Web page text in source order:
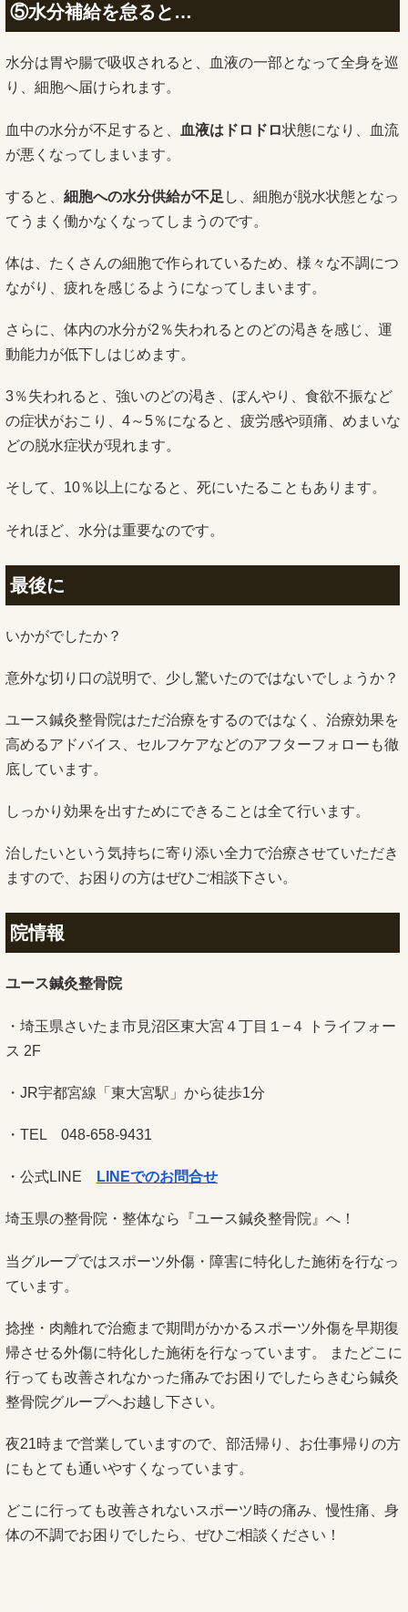
⑤水分補給を怠ると…
水分は胃や腸で吸収されると、血液の一部となって全身を巡
り、細胞へ届けられます。
血中の水分が不足すると、 血液はドロドロ状態になり、血流
が悪くなってしまいます。
すると、 細胞への水分供給が不足 し、細胞が脱水状態となっ
てうまく働かなくなってしまうのです。
体は、たくさんの細胞で作られているため、様々な不調につ
ながり、疲れを感じるようになってしまいます。
さらに、体内の水分が2％失われるとのどの渇きを感じ、運
動能力が低下しはじめます。
3％失われると、強いのどの渇き、ぼんやり、食欲不振など
の症状がおこり、4～5％になると、疲労感や頭痛、めまいな
どの脱水症状が現れます。
そして、10％以上になると、死にいたることもあります。
それほど、水分は重要なのです。
最後に
いかがでしたか？
意外な切り口の説明で、少し驚いたのではないでしょうか？
ユース鍼灸整骨院はただ治療をするのではなく、治療効果を
高めるアドバイス、セルフケアなどのアフターフォローも徹
底しています。
しっかり効果を出すためにできることは全て行います。
治したいという気持ちに寄り添い全力で治療させていただき
ますので、お困りの方はぜひご相談下さい。
院情報
ユース鍼灸整骨院
・埼玉県さいたま市見沼区東大宮４丁目１−４ トライフォー
ス 2F
・JR宇都宮線「東大宮駅」から徒歩1分
・TEL 048-658-9431
・公式LINE LINEでのお問合せ
埼玉県の整骨院・整体なら『ユース鍼灸整骨院』へ！
当グループではスポーツ外傷・障害に特化した施術を行なっ
ています。
捻挫・肉離れで治癒まで期間がかかるスポーツ外傷を早期復
帰させる外傷に特化した施術を行なっています。 またどこに
行っても改善されなかった痛みでお困りでしたらきむら鍼灸
整骨院グループへお越し下さい。
夜21時まで営業していますので、部活帰り、お仕事帰りの方
にもとても通いやすくなっています。
どこに行っても改善されないスポーツ時の痛み、慢性痛、身
体の不調でお困りでしたら、ぜひご相談ください！